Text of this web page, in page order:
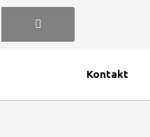
Kontakt